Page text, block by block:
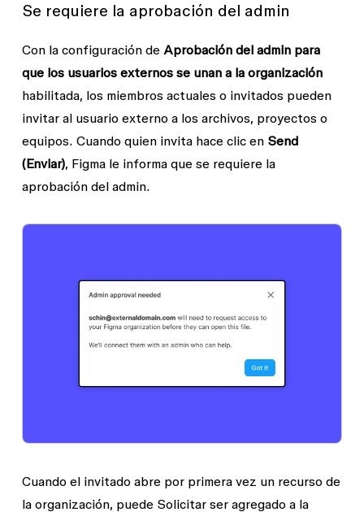
Se requiere la aprobación del admin
Con la configuración de Aprobación del admin para
que los usuarios externos se unan a la organización
habilitada, los miembros actuales o invitados pueden
invitar al usuario externo a los archivos, proyectos o
equipos. Cuando quien invita hace clic en Send
(Enviar), Figma le informa que se requiere la
aprobación del admin.
Cuando el invitado abre por primera vez un recurso de
la organización, puede Solicitar ser agregado a la